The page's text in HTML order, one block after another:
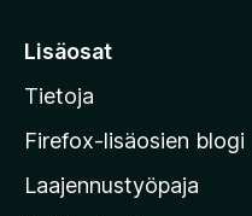
r
y
M
z
Lisäosat
Tietoja
Firefox-lisäosien blogi
Laajennustyöpaja